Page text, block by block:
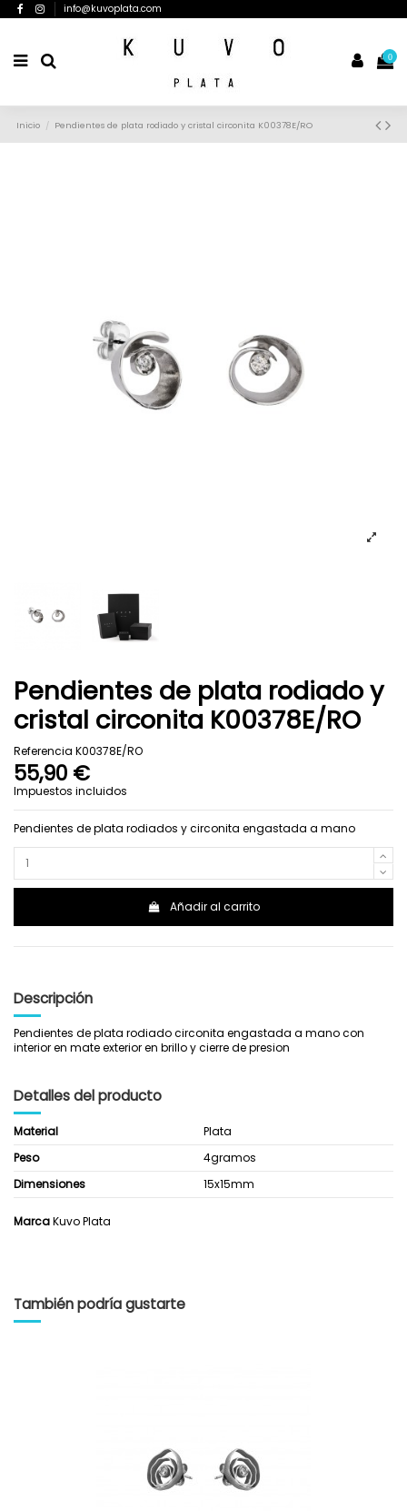
info@kuvoplata.com
0
Inicio Pendientes de plata rodiado y cristal circonita K00378E/RO
Pendientes de plata rodiado y
cristal circonita K00378E/RO
Referencia K00378E/RO
55,90 €
Impuestos incluidos
Pendientes de plata rodiados y circonita engastada a mano
Añadir al carrito
Descripción
Pendientes de plata rodiado circonita engastada a mano con
interior en mate exterior en brillo y cierre de presion
Detalles del producto
Material
Plata
Peso
4gramos
Dimensiones
15x15mm
MarcaKuvo Plata
También podría gustarte